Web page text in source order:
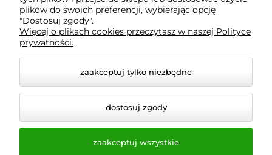
Wyposażenie Gastronomii - Projekty Technologiczne -
Sklep Gastronomiczny - Serwis Sprzętu
Gastronomicznego | Gdańsk - Trójmiasto - Pomorskie
plików do swoich preferencji, wybierając opcję
"Dostosuj zgody".
Więcej o plikach cookies przeczytasz w naszej Polityce
prywatności.
zaakceptuj tylko niezbędne
dostosuj zgody
zaakceptuj wszystkie